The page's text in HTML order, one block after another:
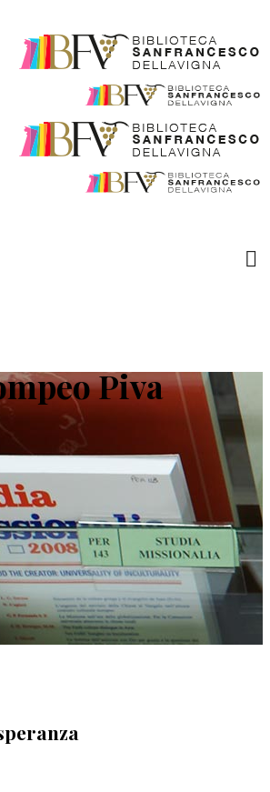
Piva